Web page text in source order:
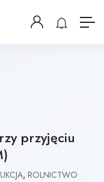
przyjęciu
, ROLNICTWO